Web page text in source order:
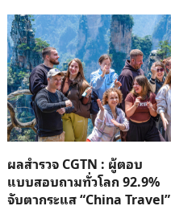
ผลสำรวจ CGTN : ผู้ตอบ
แบบสอบถามทั่วโลก 92.9%
จับตากระแส “China Travel”